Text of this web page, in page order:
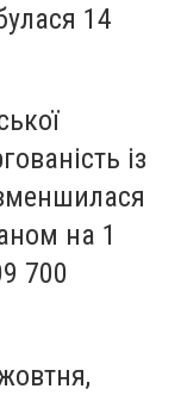
14
із
на 1
700